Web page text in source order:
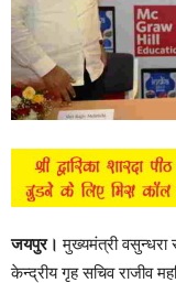
जयपुर। मुख्यमंत्री वसुन्धरा
केन्द्रीय गृह सचिव राजीव